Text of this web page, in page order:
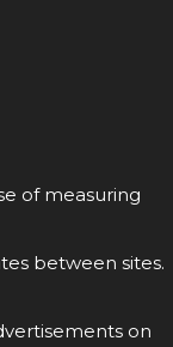
of measuring
between sites.
on